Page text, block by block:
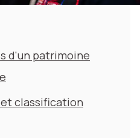
d'un patrimoine
et classification